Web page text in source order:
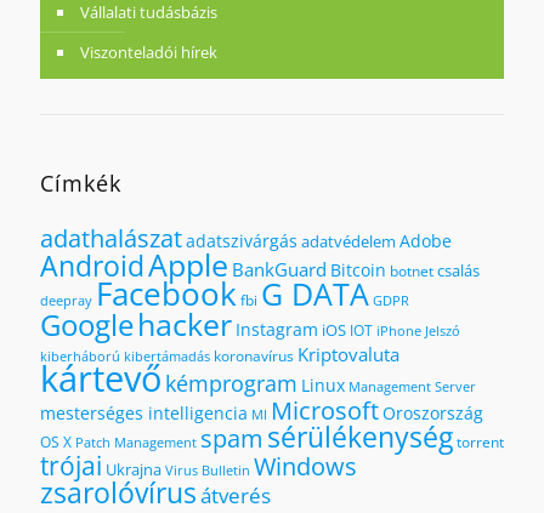
Vállalati tudásbázis
Viszonteladói hírek
Címkék
adathalászatadatszivárgás adatvédelem Adobe
AndroidApple BankGuard Bitcoin botnetcsalás
deepray Facebookfbi G DATA GDPR
Googlehacker Instagram iOS IOT iPhone Jelszó
kiberháború kibertámadás koronavírus Kriptovaluta
kártevő kémprogram Linux Management Server
mesterséges intelligencia MI MicrosoftOroszország
OS X Patch Management spam sérülékenységtorrent
trójai Ukrajna Virus Bulletin Windows
zsarolóvírusátverés